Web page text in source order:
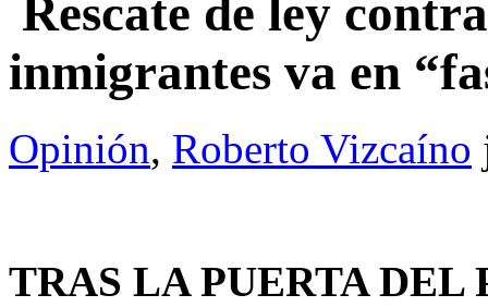
Rescate de ley
inmigrantes va en
Opinión, Roberto Vizcaíno
TRAS LA PUERTA DEL